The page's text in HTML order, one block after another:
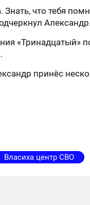
что тебя
Александр.
принёс
Власиха центр СВО